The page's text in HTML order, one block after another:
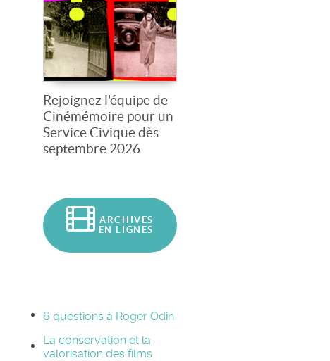
Rejoignez l'équipe de
Cinémémoire pour un
Service Civique dès
septembre 2026
ARCHIVES
EN LIGNES
6 questions à Roger Odin
La conservation et la
valorisation des films